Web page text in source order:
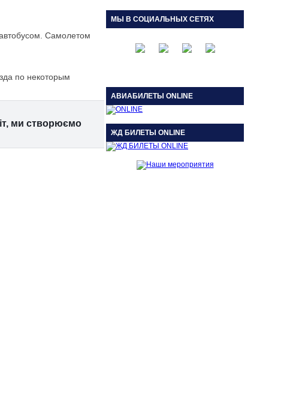
Самолетом
по некоторым
ми створюємо
МЫ В СОЦИАЛЬНЫХ СЕТЯХ
АВИАБИЛЕТЫ ONLINE
ЖД БИЛЕТЫ ONLINE